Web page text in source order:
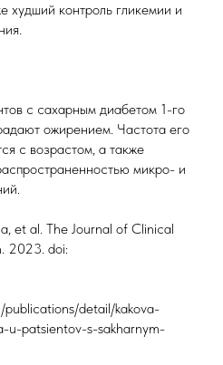
худший контроль гликемии и
с сахарным диабетом 1-го
ожирением. Частота его
с возрастом, а также
микро- и
et al. The Journal of Clinical
2023. doi:
detail/kakova-
u-patsientov-s-sakharnym-